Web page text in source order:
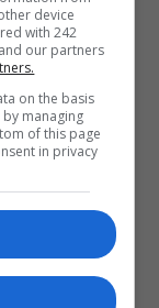
device
with 242
our partners
on the basis
managing
of this page
in privacy